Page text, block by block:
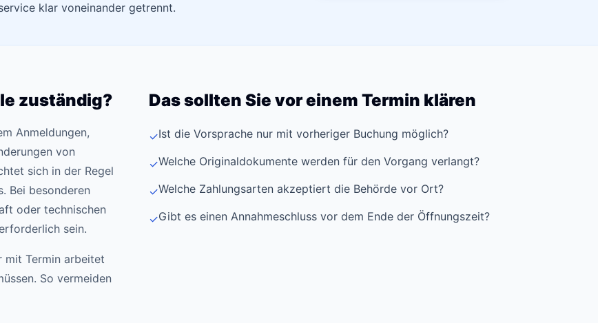
klar voneinander getrennt.
zuständig?
Anmeldungen,
von
sich in der Regel
Bei besonderen
oder technischen
sein.
mit Termin arbeitet
So vermeiden
Das sollten Sie vor einem Termin klären
✓Ist die Vorsprache nur mit vorheriger Buchung möglich?
✓Welche Originaldokumente werden für den Vorgang verlangt?
✓Welche Zahlungsarten akzeptiert die Behörde vor Ort?
✓Gibt es einen Annahmeschluss vor dem Ende der Öffnungszeit?